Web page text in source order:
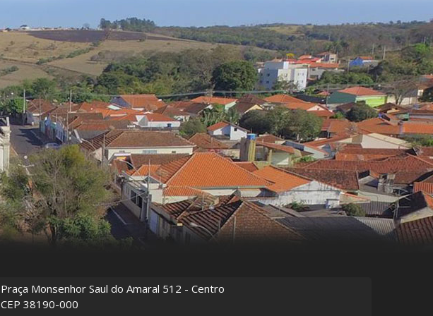
Praça Monsenhor Saul do Amaral 512 - Centro
CEP 38190-000